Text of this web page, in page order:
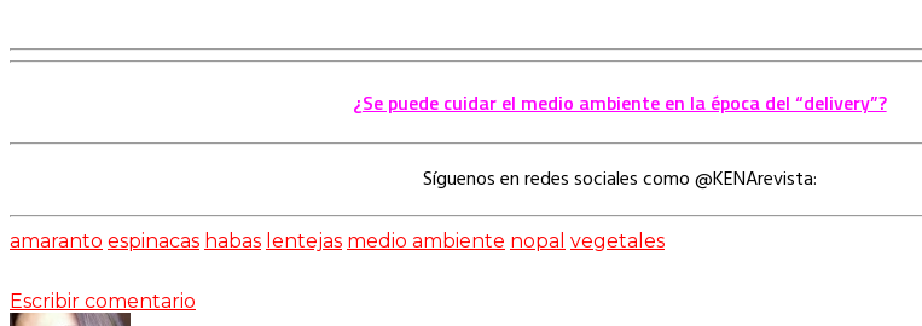
¿Se puede cuidar el medio ambiente en la época del “delivery”?
Síguenos en redes sociales como @KENArevista:
amaranto espinacas habas lentejas medio ambiente nopal vegetales
Escribir comentario